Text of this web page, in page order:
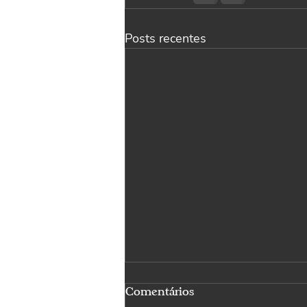
Posts recentes
A construção do amor entre
irmãos.
Comentários